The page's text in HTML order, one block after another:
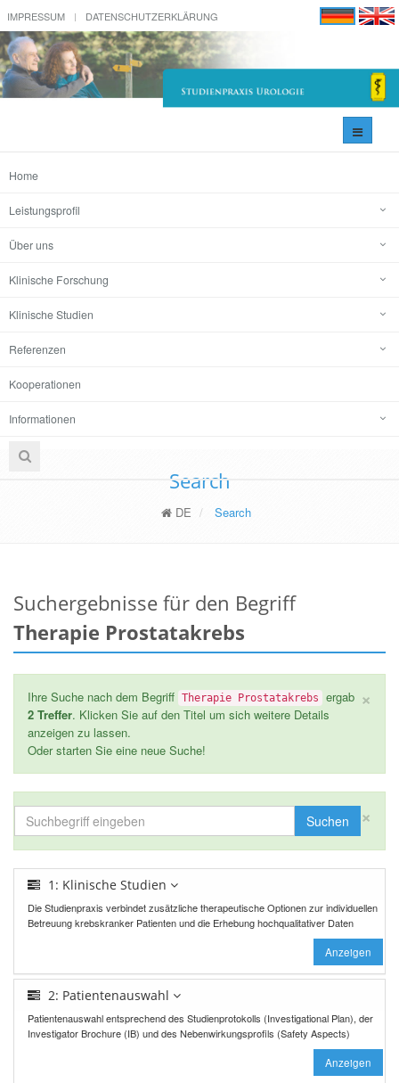
IMPRESSUM DATENSCHUTZERKLÄRUNG
Home
Leistungsprofil
Über uns
Klinische Forschung
Klinische Studien
Referenzen
Kooperationen
Informationen
Search
DE Search
Suchergebnisse für den Begriff
Therapie Prostatakrebs
×
Ihre Suche nach dem Begriff Therapie Prostatakrebs
ergab
2 Treffer. Klicken Sie auf den Titel um sich weitere Details
anzeigen zu lassen.
Oder starten Sie eine neue Suche!
×
Suchen
1: Klinische Studien
Die Studienpraxis verbindet zusätzliche therapeutische Optionen zur individuellen
Betreuung krebskranker Patienten und die Erhebung hochqualitativer Daten
Anzeigen
2: Patientenauswahl
Patientenauswahl entsprechend des Studienprotokolls (Investigational Plan), der
Investigator Brochure (IB) und des Nebenwirkungsprofils (Safety Aspects)
Anzeigen